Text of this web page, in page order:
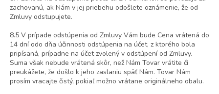
zachovanú, ak Nám v jej priebehu odošlete oznámenie, že od
Zmluvy odstupujete.
8.5 V prípade odstúpenia od Zmluvy Vám bude Cena vrátená do
14 dní odo dňa účinnosti odstúpenia na účet, z ktorého bola
pripísaná, prípadne na účet zvolený v odstúpení od Zmluvy.
Suma však nebude vrátená skôr, než Nám Tovar vrátite či
preukážete, že došlo k jeho zaslaniu späť Nám. Tovar Nám
prosím vracajte čistý, pokiaľ možno vrátane originálneho obalu.